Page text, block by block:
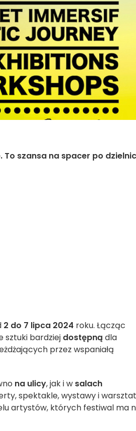
szansa na spacer po
2 do 7 lipca 2024 roku. Łącząc
sztuki bardziej dostępną dla
przez wspaniałą
na ulicy, jak i w salach
spektakle, wystawy i
artystów, których festiwal ma